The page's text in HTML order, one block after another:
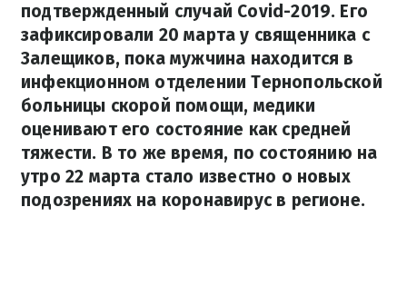
подтвержденный случай Covid-2019. Его
зафиксировали 20 марта у священника с
Залещиков, пока мужчина находится в
инфекционном отделении Тернопольской
больницы скорой помощи, медики
оценивают его состояние как средней
тяжести. В то же время, по состоянию на
утро 22 марта стало известно о новых
подозрениях на коронавирус в регионе.